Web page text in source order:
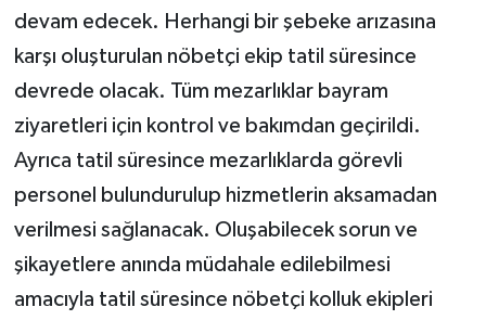
devam edecek. Herhangi bir şebeke arızasına
karşı oluşturulan nöbetçi ekip tatil süresince
devrede olacak. Tüm mezarlıklar bayram
ziyaretleri için kontrol ve bakımdan geçirildi.
Ayrıca tatil süresince mezarlıklarda görevli
personel bulundurulup hizmetlerin aksamadan
verilmesi sağlanacak. Oluşabilecek sorun ve
şikayetlere anında müdahale edilebilmesi
amacıyla tatil süresince nöbetçi kolluk ekipleri